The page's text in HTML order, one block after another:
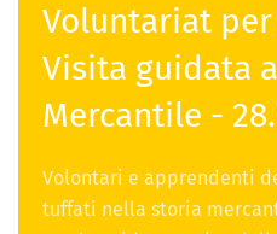
Voluntariat
Visita guidata
Mercantile -
Volontari e apprendenti
tuffati nella storia